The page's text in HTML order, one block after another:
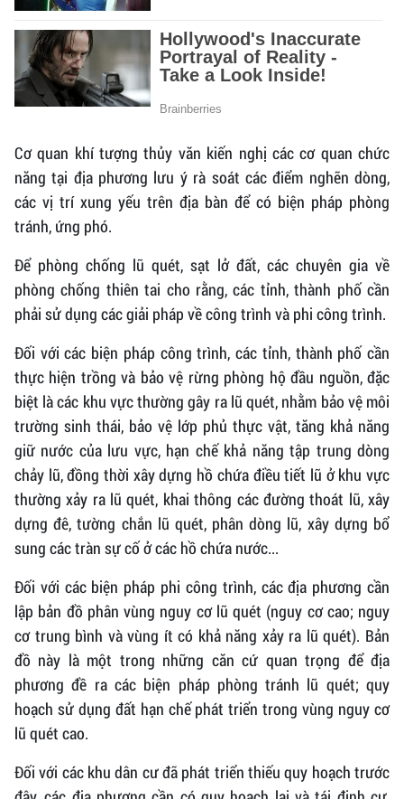
Cơ quan khí tượng thủy văn kiến nghị các cơ quan chức
năng tại địa phương lưu ý rà soát các điểm nghẽn dòng,
các vị trí xung yếu trên địa bàn để có biện pháp phòng
tránh, ứng phó.
Để phòng chống lũ quét, sạt lở đất, các chuyên gia về
phòng chống thiên tai cho rằng, các tỉnh, thành phố cần
phải sử dụng các giải pháp về công trình và phi công trình.
Đối với các biện pháp công trình, các tỉnh, thành phố cần
thực hiện trồng và bảo vệ rừng phòng hộ đầu nguồn, đặc
biệt là các khu vực thường gây ra lũ quét, nhằm bảo vệ môi
trường sinh thái, bảo vệ lớp phủ thực vật, tăng khả năng
giữ nước của lưu vực, hạn chế khả năng tập trung dòng
chảy lũ, đồng thời xây dựng hồ chứa điều tiết lũ ở khu vực
thường xảy ra lũ quét, khai thông các đường thoát lũ, xây
dựng đê, tường chắn lũ quét, phân dòng lũ, xây dựng bổ
sung các tràn sự cố ở các hồ chứa nước...
Đối với các biện pháp phi công trình, các địa phương cần
lập bản đồ phân vùng nguy cơ lũ quét (nguy cơ cao; nguy
cơ trung bình và vùng ít có khả năng xảy ra lũ quét). Bản
đồ này là một trong những căn cứ quan trọng để địa
phương đề ra các biện pháp phòng tránh lũ quét; quy
hoạch sử dụng đất hạn chế phát triển trong vùng nguy cơ
lũ quét cao.
Đối với các khu dân cư đã phát triển thiếu quy hoạch trước